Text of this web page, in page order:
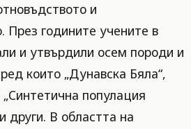
и
През годините учените в
и утвърдили осем породи и
които „Дунавска Бяла“,
популация
други. В областта на